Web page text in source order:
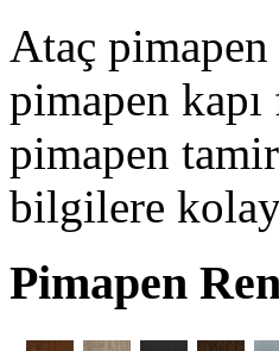
Ataç
pimapen
pimapen
bilgilere
Pimapen